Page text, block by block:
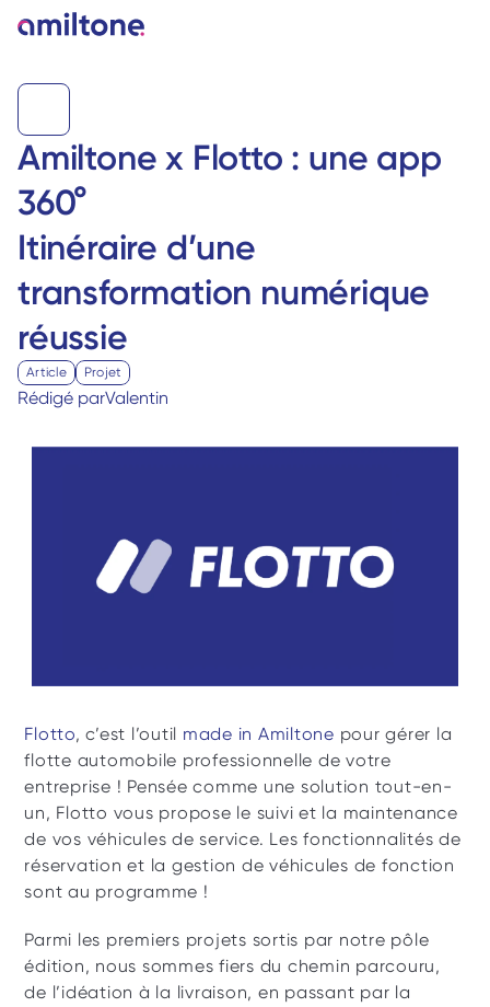
Amiltone x Flotto : une app
360°
Itinéraire d’une
transformation numérique
Article Projet
Rédigé parValentin
Flotto, c’est l’outil made in Amiltone pour gérer la
flotte automobile professionnelle de votre
entreprise ! Pensée comme une solution tout-en-
un, Flotto vous propose le suivi et la maintenance
de vos véhicules de service. Les fonctionnalités de
réservation et la gestion de véhicules de fonction
sont au programme !
Parmi les premiers projets sortis par notre pôle
édition, nous sommes fiers du chemin parcouru,
de l’idéation à la livraison, en passant par la